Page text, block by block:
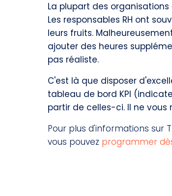
La plupart des
Les responsables RH ont
leurs fruits.
ajouter des heures
pas réaliste.
C'est là que disposer
tableau de bord KPI
partir de celles-ci. Il ne vous
Pour plus d'informations sur
vous pouvez programmer